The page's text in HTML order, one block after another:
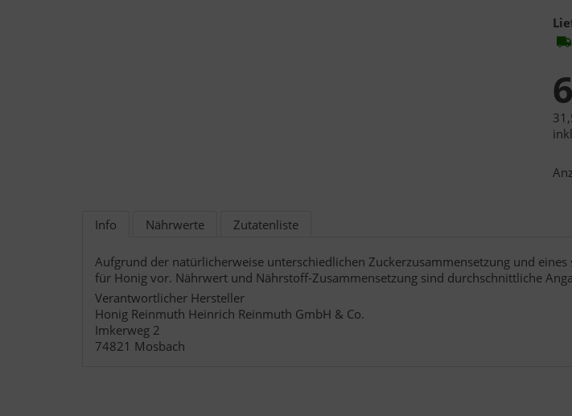
Info Nährwerte Zutatenliste
Aufgrund der natürlicherweise unterschiedlichen Zuckerzusammensetzung und
für Honig vor. Nährwert und Nährstoff-Zusammensetzung sind durchschnittliche
Verantwortlicher Hersteller
Honig Reinmuth Heinrich Reinmuth GmbH & Co.
Imkerweg 2
74821 Mosbach